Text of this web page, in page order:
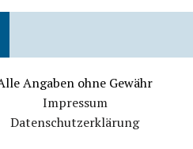
Angaben ohne Gewähr
Impressum
Datenschutzerklärung